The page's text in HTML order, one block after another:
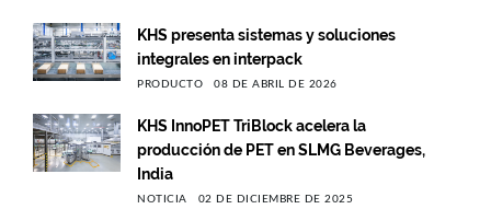
KHS presenta sistemas y soluciones
integrales en interpack
PRODUCTO 08 DE ABRIL DE 2026
KHS InnoPET TriBlock acelera la
producción de PET en SLMG Beverages,
India
NOTICIA 02 DE DICIEMBRE DE 2025